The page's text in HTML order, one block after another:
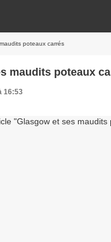
poteaux carrés
maudits poteaux
16:53